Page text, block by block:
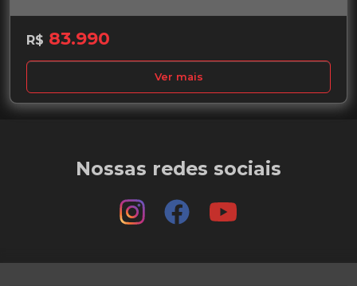
R$ 83.990
Ver mais
Nossas redes sociais